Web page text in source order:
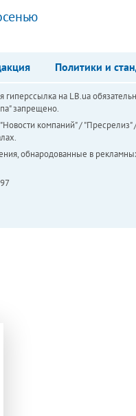
Политики и
на LB.ua
запрещено.
компаний" /
обнародованные в